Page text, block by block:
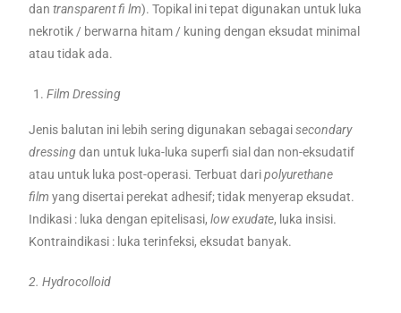
dantransparent fi lm). Topikal ini tepat digunakan untuk luka
nekrotik / berwarna hitam / kuning dengan eksudat minimal
atau tidak ada.
Film Dressing
Jenis balutan ini lebih sering digunakan sebagaisecondary
dressingdan untuk luka-luka superfi sial dan non-eksudatif
atau untuk luka post-operasi. Terbuat daripolyurethane
film yang disertai perekat adhesif; tidak menyerap eksudat.
Indikasi : luka dengan epitelisasi,low exudate, luka insisi.
Kontraindikasi : luka terinfeksi, eksudat banyak.
2. Hydrocolloid